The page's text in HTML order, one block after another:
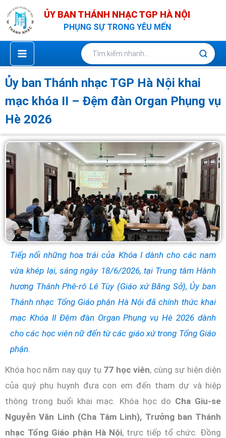
Nhảy
tới
nội
dung
ỦY BAN THÁNH NHẠC TGP HÀ NỘI
PHỤNG SỰ TRONG YÊU MẾN
Ủy ban Thánh nhạc TGP Hà Nội khai
mạc khóa II – Đệm đàn Organ Phụng vụ
Hè 2026
Tiếp nối những hoa trái của Khóa I dành cho các nam
vừa khép lại, sáng ngày 18/6/2026, tại Trung tâm Hành
hương Thánh Phê-rô Lê Tùy (Giáo xứ Bằng Sở), Ủy ban
Thánh nhạc Tổng Giáo phận Hà Nội đã chính thức khai
mạc Khóa II Đệm đàn Organ Phụng vụ Hè 2026 dành
cho các học viên nữ đến từ các giáo xứ trong Tổng Giáo
phận.
Khóa học năm nay quy tụ 77 học viên, cùng sự hiện diện
của quý phụ huynh đưa con em đến tham dự và hiệp
thông trong buổi khai mạc. Khóa học do Cha Giu-se
Nguyễn Văn Linh (Cha Tâm Linh), Trưởng ban Thánh
nhạc Tổng Giáo phận Hà Nội, trực tiếp tổ chức. Đồng